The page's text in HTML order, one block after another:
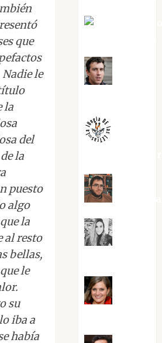
que
le
la
del
la
puesto
algo
la
al resto
bellas,
le
su
iba a
había